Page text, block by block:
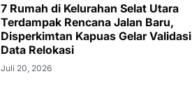
7 Rumah di Kelurahan Selat Utara
Terdampak Rencana Jalan Baru,
Disperkimtan Kapuas Gelar Validasi
Data Relokasi
Juli 20, 2026